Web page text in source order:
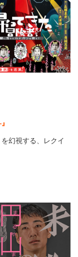
幻視する、レクイ